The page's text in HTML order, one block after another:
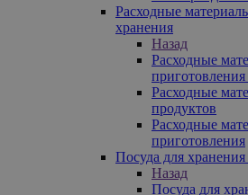
Расходные
хранения
Назад
Расходные
Расходные
продуктов
Расходные
приготовления
Посуда для
Назад
Посуда для